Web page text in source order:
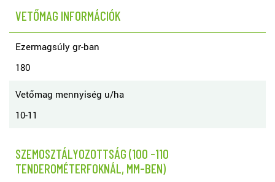
VETŐMAG INFORMÁCIÓK
Ezermagsúly gr-ban
180
Vetőmag mennyiség u/ha
10-11
SZEMOSZTÁLYOZOTTSÁG (100 -110
TENDEROMÉTERFOKNÁL, MM-BEN)